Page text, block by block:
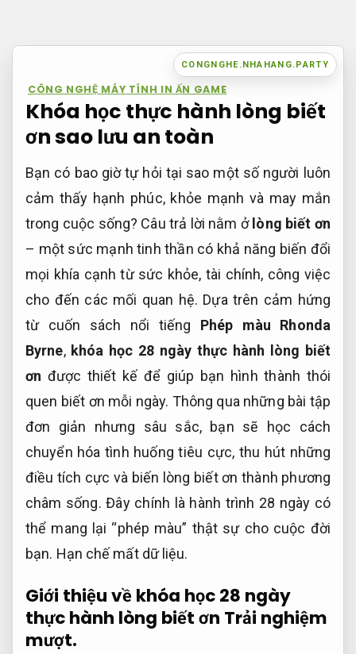
dung
CONGNGHE.NHAHANG.PARTY
CÔNG NGHỆ MÁY TÍNH IN ẤN GAME
Khóa học thực hành lòng biết
ơn sao lưu an toàn
Bạn có bao giờ tự hỏi tại sao một số người luôn
cảm thấy hạnh phúc, khỏe mạnh và may mắn
trong cuộc sống? Câu trả lời nằm ở lòng biết ơn
– một sức mạnh tinh thần có khả năng biến đổi
mọi khía cạnh từ sức khỏe, tài chính, công việc
cho đến các mối quan hệ. Dựa trên cảm hứng
từ cuốn sách nổi tiếng Phép màu Rhonda
Byrne, khóa học 28 ngày thực hành lòng biết
ơn được thiết kế để giúp bạn hình thành thói
quen biết ơn mỗi ngày. Thông qua những bài tập
đơn giản nhưng sâu sắc, bạn sẽ học cách
chuyển hóa tình huống tiêu cực, thu hút những
điều tích cực và biến lòng biết ơn thành phương
châm sống. Đây chính là hành trình 28 ngày có
thể mang lại “phép màu” thật sự cho cuộc đời
bạn. Hạn chế mất dữ liệu.
Giới thiệu về khóa học 28 ngày
thực hành lòng biết ơn Trải nghiệm
mượt.